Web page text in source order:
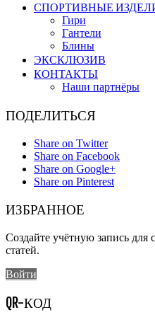
СПОРТИВНЫЕ
Гири
Гантели
Блины
ЭКСКЛЮЗИВ
КОНТАКТЫ
Наши партнёры
ПОДЕЛИТЬСЯ
Share on Twitter
Share on Facebook
Share on Google+
Share on Pinterest
ИЗБРАННОЕ
Создайте учётную запись
статей.
Войти
QR-КОД